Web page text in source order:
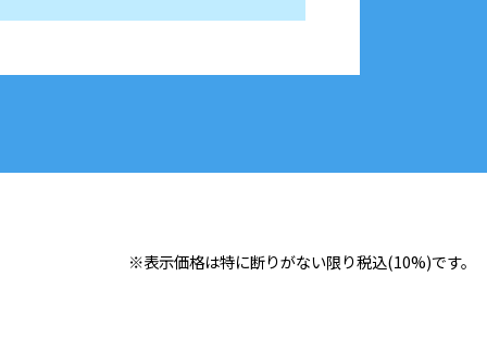
※表示価格は特に断りがない限り税込(10%)です。